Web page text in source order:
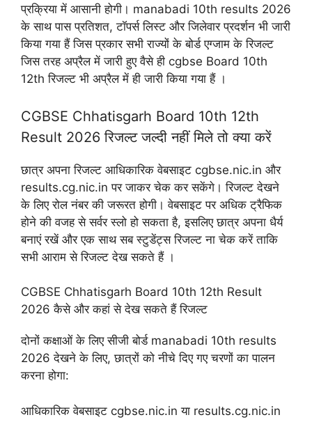
प्रक्रिया में आसानी होगी। manabadi 10th results 2026
के साथ पास प्रतिशत, टॉपर्स लिस्ट और जिलेवार प्रदर्शन भी जारी
किया गया हैं जिस प्रकार सभी राज्यों के बोर्ड एग्जाम के रिजल्ट
जिस तरह अप्रैल में जारी हुए वैसे ही cgbse Board 10th
12th रिजल्ट भी अप्रैल में ही जारी किया गया हैं ।
CGBSE Chhatisgarh Board 10th 12th
Result 2026 रिजल्ट जल्दी नहीं मिले तो क्या करें
छात्र अपना रिजल्ट आधिकारिक वेबसाइट cgbse.nic.in और
results.cg.nic.in पर जाकर चेक कर सकेंगे। रिजल्ट देखने
के लिए रोल नंबर की जरूरत होगी। वेबसाइट पर अधिक ट्रैफिक
होने की वजह से सर्वर स्लो हो सकता है, इसलिए छात्र अपना धैर्य
बनाएं रखें और एक साथ सब स्टुडेंट्स रिजल्ट ना चेक करें ताकि
सभी आराम से रिजल्ट देख सकते हैं ।
CGBSE Chhatisgarh Board 10th 12th Result
2026 कैसे और कहां से देख सकते हैं रिजल्ट
दोनों कक्षाओं के लिए सीजी बोर्ड manabadi 10th results
2026 देखने के लिए, छात्रों को नीचे दिए गए चरणों का पालन
करना होगा:
आधिकारिक वेबसाइट cgbse.nic.in या results.cg.nic.in